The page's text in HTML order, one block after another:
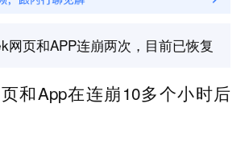
网页和APP连崩两次，目前已恢复
和App在连崩10多个小时后